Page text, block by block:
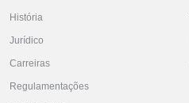
História
Jurídico
Carreiras
Regulamentações